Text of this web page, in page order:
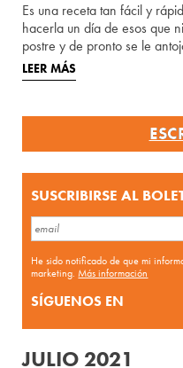
Es una receta tan fácil y
hacerla un día de esos que
postre y de pronto se le
LEER MÁS
SUSCRIBIRSE AL
He sido notificado de que mi
marketing.Más información
SÍGUENOS EN
JULIO 2021